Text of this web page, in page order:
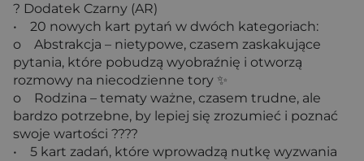
? Dodatek Czarny (AR)
• 20 nowych kart pytań w dwóch kategoriach:
o Abstrakcja – nietypowe, czasem zaskakujące
pytania, które pobudzą wyobraźnię i otworzą
rozmowy na niecodzienne tory ✨
o Rodzina – tematy ważne, czasem trudne, ale
bardzo potrzebne, by lepiej się zrozumieć i poznać
swoje wartości ?‍?‍?‍?
• 5 kart zadań, które wprowadzą nutkę wyzwania